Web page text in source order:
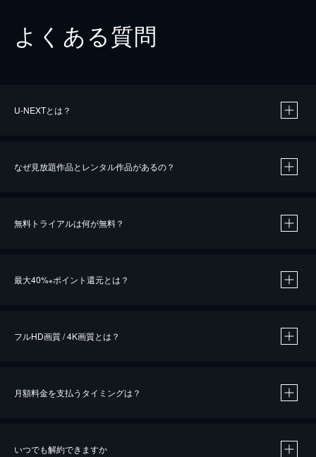
よくある質問
U-NEXTとは？
なぜ見放題作品とレンタル作品があるの？
無料トライアルは何が無料？
最大40%※ポイント還元とは？
※40％ポイント還元の対象は、クレジットカード決済による作品の購入 / レンタルです。
iOSアプリのUコイン決済による作品の購入 / レンタルは、20％のポイント還元です。
フルHD画質 / 4K画質とは？
月額料金を支払うタイミングは？
いつでも解約できますか